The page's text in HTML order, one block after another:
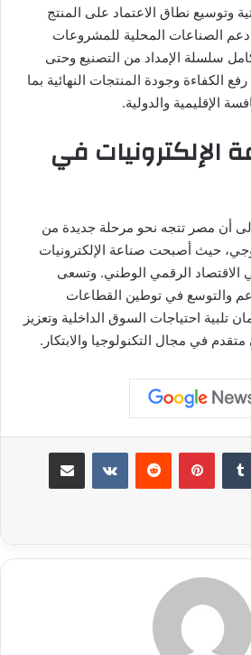
وتوسيع نطاق الاعتماد على المنتج
دعم الصناعات المحلية للمشروعات
سلسلة الإمداد من التصنيع وحتى
الكفاءة وجودة المنتجات النهائية بما
الإقليمية والدولية.
الإلكترونيات في
أن مصر تتجه نحو مرحلة جديدة من
حيث أصبحت صناعة الإلكترونيات
الاقتصاد الرقمي الوطني. وتسعى
والتوسع في توطين القطاعات
تلبية احتياجات السوق الداخلية وتعزيز
في مجال التكنولوجيا والابتكار.
بينتيريست مشاركة عبر البريد